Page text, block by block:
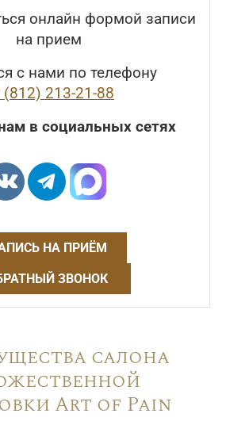
онлайн формой записи
на прием
с нами по телефону
(812) 213-21-88
в социальных сетях
НА ПРИЁМ
ЗВОНОК
салона
Art of Pain